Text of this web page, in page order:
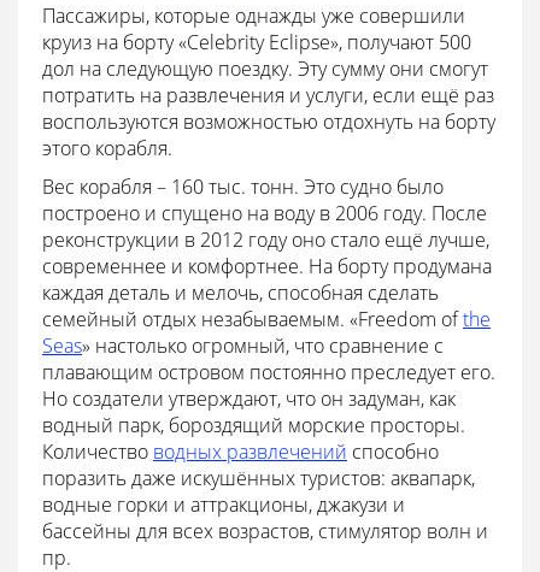
Пассажиры, которые однажды уже совершили
круиз на борту «Celebrity Eclipse», получают 500
дол на следующую поездку. Эту сумму они смогут
потратить на развлечения и услуги, если ещё раз
воспользуются возможностью отдохнуть на борту
этого корабля.
Вес корабля – 160 тыс. тонн. Это судно было
построено и спущено на воду в 2006 году. После
реконструкции в 2012 году оно стало ещё лучше,
современнее и комфортнее. На борту продумана
каждая деталь и мелочь, способная сделать
семейный отдых незабываемым. «Freedom ofthe
Seas» настолько огромный, что сравнение с
плавающим островом постоянно преследует его.
Но создатели утверждают, что он задуман, как
водный парк, бороздящий морские просторы.
Количество водных развлечений способно
поразить даже искушённых туристов: аквапарк,
водные горки и аттракционы, джакузи и
бассейны для всех возрастов, стимулятор волн и
пр.